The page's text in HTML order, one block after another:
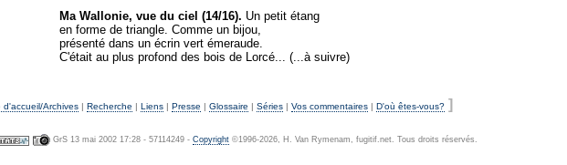
Ma Wallonie, vue du ciel (14/16). Un petit étang
en forme de triangle. Comme un bijou,
présenté dans un écrin vert émeraude.
C'était au plus profond des bois de Lorcé... (...à suivre)
d'accueil/Archives | Recherche | Liens | Presse | Glossaire | Séries | Vos commentaires | D'où êtes-vous? ]
GrS 13 mai 2002 17:28 - 57114249 - Copyright ©1996-2026, H. Van Rymenam, fugitif.net. Tous droits réservés.